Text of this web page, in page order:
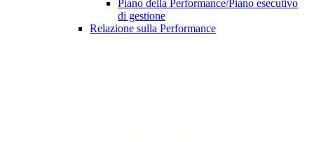
Piano della Performance/Piano esecutivo
di gestione
Relazione sulla Performance